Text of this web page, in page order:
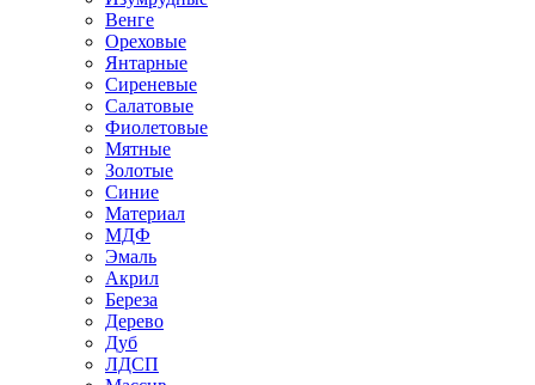
Венге
Ореховые
Янтарные
Сиреневые
Салатовые
Фиолетовые
Мятные
Золотые
Синие
Материал
МДФ
Эмаль
Акрил
Береза
Дерево
Дуб
ЛДСП